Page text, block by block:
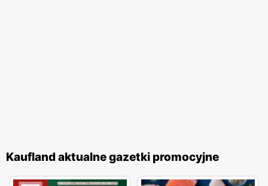
Kaufland aktualne gazetki promocyjne